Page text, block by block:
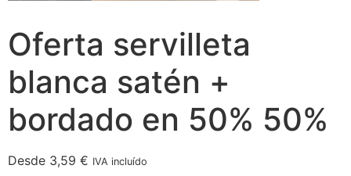
Oferta servilleta
blanca satén +
bordado en 50% 50%
Desde 3,59 € IVA incluído